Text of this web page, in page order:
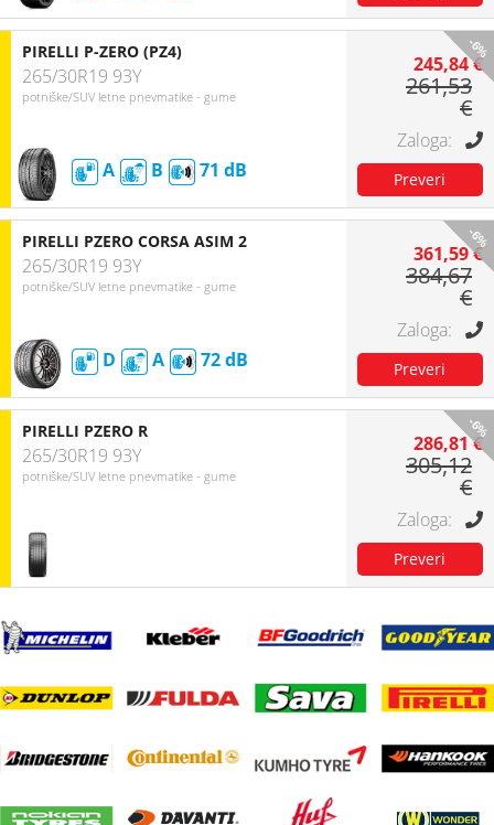
-6%
PIRELLI P-ZERO (PZ4)
265/30R19 93Y
potniške/SUV letne pnevmatike - gume
A B 71
245,84 €
261,53
€
-6%
PIRELLI PZERO CORSA ASIM 2
265/30R19 93Y
potniške/SUV letne pnevmatike - gume
D A 72
361,59 €
384,67
€
-6%
PIRELLI PZERO R
265/30R19 93Y
potniške/SUV letne pnevmatike - gume
286,81 €
305,12
€